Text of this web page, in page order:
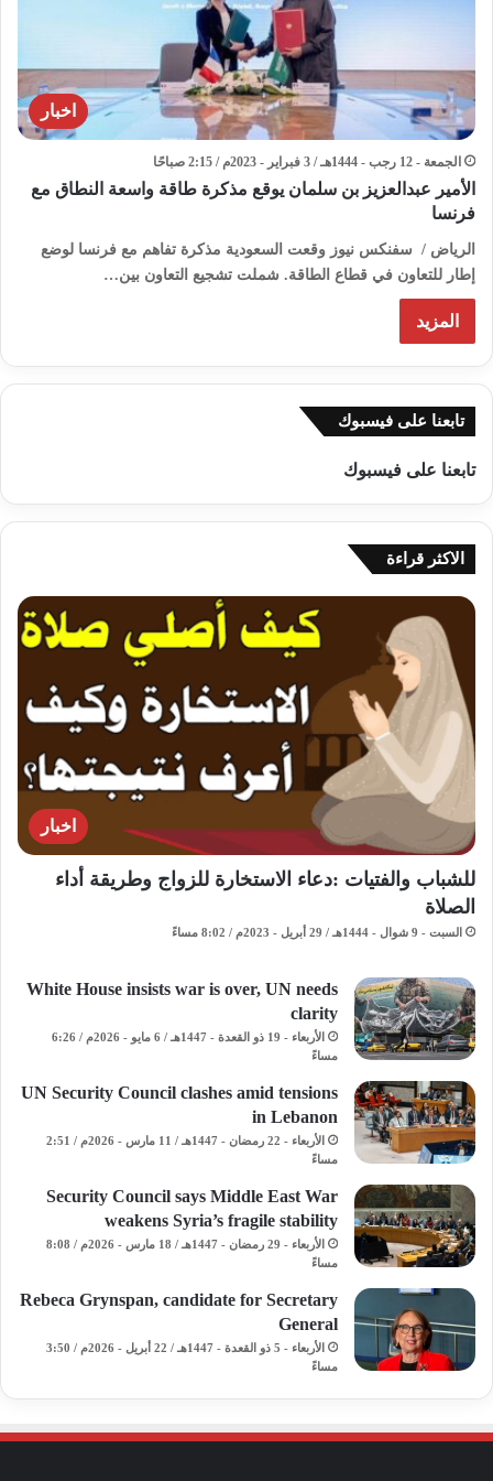
اخبار
الجمعة - 12 رجب - 1444هـ / 3 فبراير - 2023م / 2:15 صباحًا
الأمير عبدالعزيز بن سلمان يوقع مذكرة طاقة واسعة النطاق مع
فرنسا
الرياض / سفنكس نيوز وقعت السعودية مذكرة تفاهم مع فرنسا لوضع
إطار للتعاون في قطاع الطاقة. شملت تشجيع التعاون بين…
المزيد
تابعنا على فيسبوك
تابعنا على فيسبوك
الاكثر قراءة
اخبار
للشباب والفتيات :دعاء الاستخارة للزواج وطريقة أداء
الصلاة
السبت - 9 شوال - 1444هـ / 29 أبريل - 2023م / 8:02 مساءً
White House insists war is over, UN needs
clarity
الأربعاء - 19 ذو القعدة - 1447هـ / 6 مايو - 2026م / 6:26
مساءً
UN Security Council clashes amid tensions
in Lebanon
الأربعاء - 22 رمضان - 1447هـ / 11 مارس - 2026م / 2:51
مساءً
Security Council says Middle East War
weakens Syria’s fragile stability
الأربعاء - 29 رمضان - 1447هـ / 18 مارس - 2026م / 8:08
مساءً
Rebeca Grynspan, candidate for Secretary
General
الأربعاء - 5 ذو القعدة - 1447هـ / 22 أبريل - 2026م / 3:50
مساءً